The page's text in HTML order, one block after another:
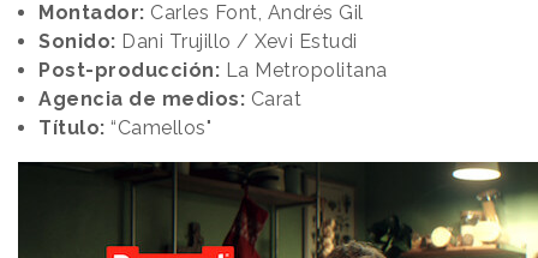
Montador: Carles Font, Andrés Gil
Sonido: Dani Trujillo / Xevi Estudi
Post-producción: La Metropolitana
Agencia de medios: Carat
Título: “Camellos"